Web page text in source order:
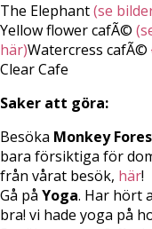
The Elephant(se
Yellow flower cafÃ©
här)Watercress cafÃ©
Clear Cafe
Saker att göra:
Besöka Monkey
bara försiktiga för
från vårat besök, här!
Gå på Yoga. Har hört
bra! vi hade yoga på